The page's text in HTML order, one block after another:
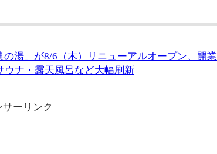
湯」が8/6（木）リニューアルオープン、開業
ウナ・露天風呂など大幅刷新
サーリンク